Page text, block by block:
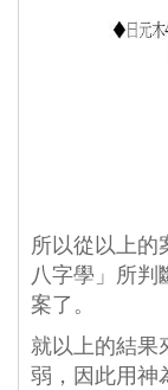
所以從以上的
八字學」所
案了。
就以上的結果
弱，因此用神